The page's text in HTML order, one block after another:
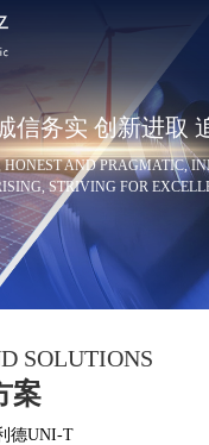
信务实 创新进取
HONEST AND PRAGMATIC,
STRIVING FOR
SOLUTIONS
案
德UNI-T